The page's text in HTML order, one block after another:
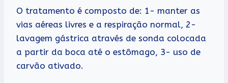
O tratamento é composto de: 1- manter as
vias aéreas livres e a respiração normal, 2-
lavagem gástrica através de sonda colocada
a partir da boca até o estômago, 3- uso de
carvão ativado.